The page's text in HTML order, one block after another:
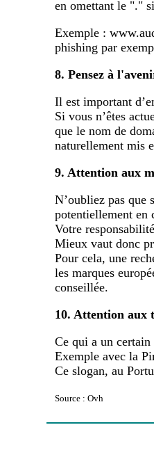
en omettant le "."
Exemple :
phishing par
8. Pensez à
Il est important
Si vous n’êtes
que le nom de
naturellement mis
9. Attention aux
N’oubliez pas que
potentiellement en
Votre
Mieux vaut donc
Pour cela, une
les marques
conseillée.
10. Attention aux
Ce qui a un
Exemple avec la
Ce slogan, au
Source : Ovh